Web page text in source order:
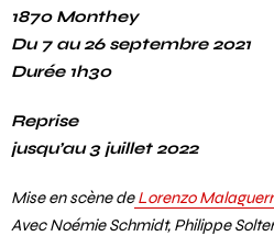
1870 Monthey
Du 7 au 26 septembre 2021
Durée 1h30
Reprise
jusqu’au 3 juillet 2022
Mise en scène deLorenzo
Avec Noémie Schmidt, Philippe